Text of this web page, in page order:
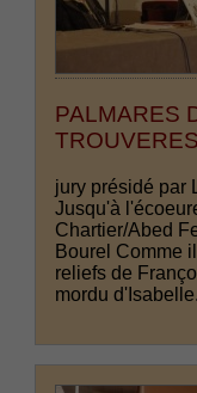
PALMARES
jury présidé par
Jusqu'à
Chartier/Abed
Bourel Comme
reliefs de
mordu